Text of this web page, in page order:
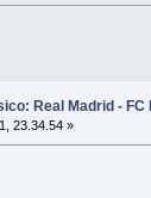
Real Madrid - FC
23.34.54 »